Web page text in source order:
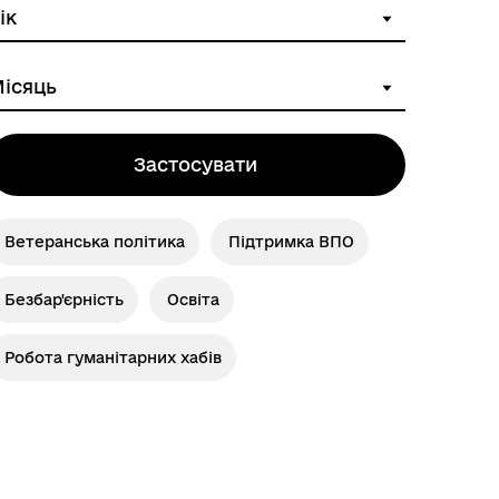
Застосувати
Ветеранська політика Підтримка ВПО
Безбар'єрність Освіта
Робота гуманітарних хабів